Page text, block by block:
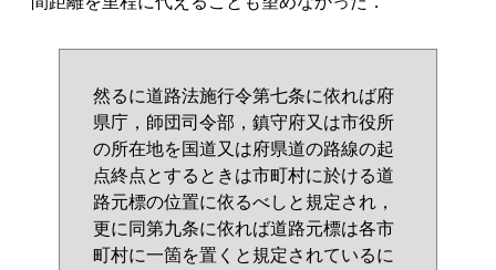
然るに道路法施行令第七条に依れば府
県庁，師団司令部，鎮守府又は市役所
の所在地を国道又は府県道の路線の起
点終点とするときは市町村に於ける道
路元標の位置に依るべしと規定され，
更に同第九条に依れば道路元標は各市
町村に一箇を置くと規定されているに